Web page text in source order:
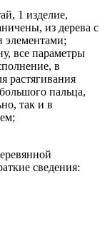
1 изделие,
из дерева с
элементами;
все параметры
в
растягивания
пальца,
так и в
сведения: